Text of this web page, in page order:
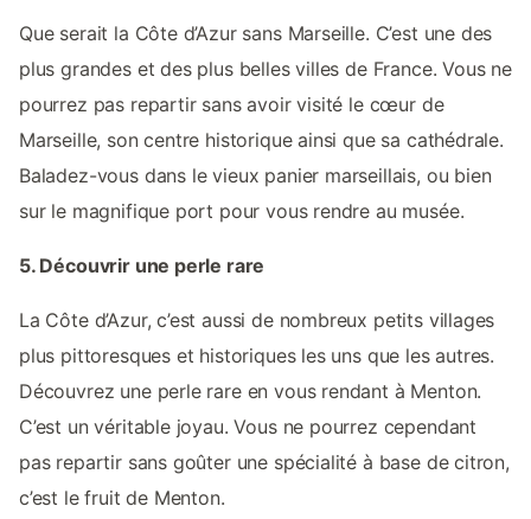
Que serait la Côte d’Azur sans Marseille. C’est une des
plus grandes et des plus belles villes de France. Vous ne
pourrez pas repartir sans avoir visité le cœur de
Marseille, son centre historique ainsi que sa cathédrale.
Baladez-vous dans le vieux panier marseillais, ou bien
sur le magnifique port pour vous rendre au musée.
5. Découvrir une perle rare
La Côte d’Azur, c’est aussi de nombreux petits villages
plus pittoresques et historiques les uns que les autres.
Découvrez une perle rare en vous rendant à Menton.
C’est un véritable joyau. Vous ne pourrez cependant
pas repartir sans goûter une spécialité à base de citron,
c’est le fruit de Menton.